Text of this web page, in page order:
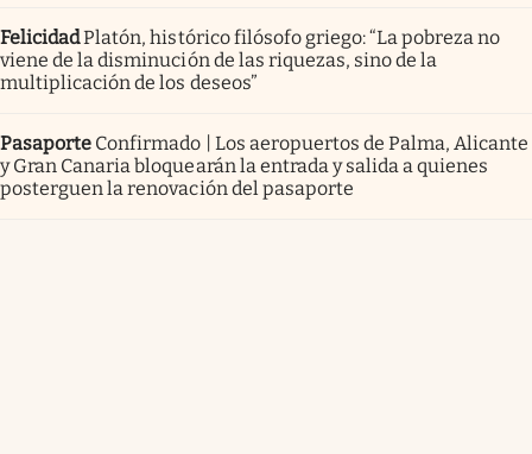
FelicidadPlatón, histórico filósofo griego: “La pobreza no
viene de la disminución de las riquezas, sino de la
multiplicación de los deseos”
Pasaporte Confirmado | Los aeropuertos de Palma, Alicante
y Gran Canaria bloquearán la entrada y salida a quienes
posterguen la renovación del pasaporte